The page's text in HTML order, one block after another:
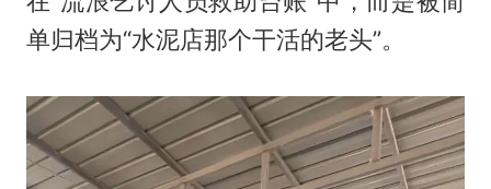
单归档为“水泥店那个干活的老头”。